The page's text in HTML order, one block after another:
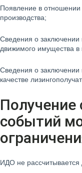
Появление в отношении
производства;
Сведения о заключении
движимого имущества в
Сведения о заключении
качестве
Получение
событий
ИДО не